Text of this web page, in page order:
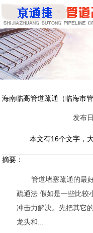
海南临高管道疏通（临海市管
发布
本文有16个文字，
摘要：
管道堵塞疏通的最
疏通法 假如是一些比较
冲击力解决。先把其它
龙头和...